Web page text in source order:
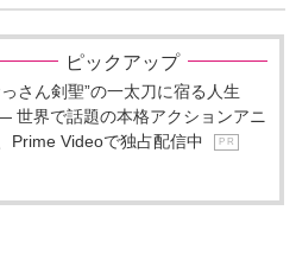
ピックアップ
っさん剣聖”の一太刀に宿る人生
界で話題の本格アクションアニ
Prime Videoで独占配信中
P R